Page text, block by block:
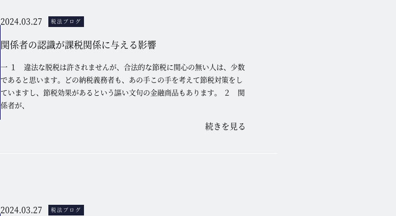
2024.03.27 税法ブログ
関係者の認識が課税関係に与える影響
一 １ 違法な脱税は許されませんが、合法的な節税に関心の無い人は、少数
であると思います。どの納税義務者も、あの手この手を考えて節税対策をし
ていますし、節税効果があるという謳い文句の金融商品もあります。 ２ 関
係者が、
続きを見る
2024.03.27 税法ブログ